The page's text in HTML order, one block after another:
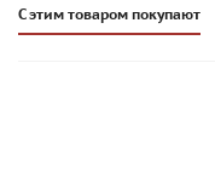
С этим товаром покупают